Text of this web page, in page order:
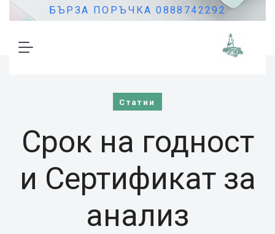
БЪРЗА ПОРЪЧКА 0888742292
Статии
Срок на годност
и Сертификат за
анализ